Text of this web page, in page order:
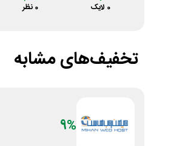
0 لایک 0 نظر
تخفیف‌های مشابه
9%